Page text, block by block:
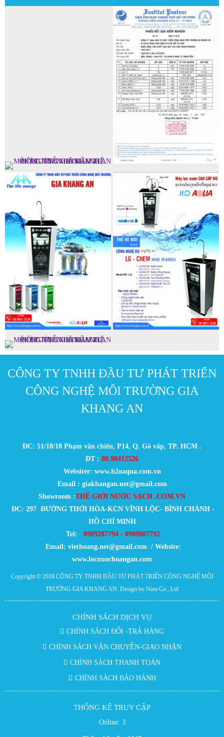
CÔNG TY TNHH ĐẦU TƯ PHÁT TRIỂN
CÔNG NGHỆ MÔI TRƯỜNG GIA
KHANG AN
ĐC: 51/18/18 Phạm văn chiêu, P14, Q. Gò vấp, TP. HCM .
ĐT : 08.98412526
Websiter: www.h2oaqua.com.vn
Email : giakhangan.net@gmail.com
Showroom :THẾ GIỚI NƯỚC SẠCH .COM.VN
ĐC: 297 ĐƯỜNG THỚI HÒA-KCN VĨNH LỘC- BÌNH CHÁNH -
HỒ CHÍ MINH
Tel:
0909287794 - 0909807792
Email: viethoang.net@gmail.com / Website:
www.locnuochoangan.com
Copyright © 2018 CÔNG TY TNHH ĐẦU TƯ PHÁT TRIỂN CÔNG NGHỆ MÔI
TRƯỜNG GIA KHANG AN . Design by Nina Co., Ltd
CHÍNH SÁCH DỊCH VỤ
CHÍNH SÁCH ĐỔI -TRẢ HÀNG
CHÍNH SÁCH VẬN CHUYỂN-GIAO NHẬN
CHÍNH SÁCH THANH TOÁN
CHÍNH SÁCH BẢO HÀNH
THỐNG KÊ TRUY CẬP
Online: 3